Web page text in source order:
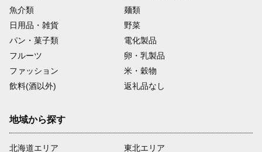
魚介類
麺類
日用品・雑貨
野菜
パン・菓子類
電化製品
フルーツ
卵・乳製品
ファッション
米・穀物
飲料(酒以外)
返礼品なし
地域から探す
北海道エリア
東北エリア